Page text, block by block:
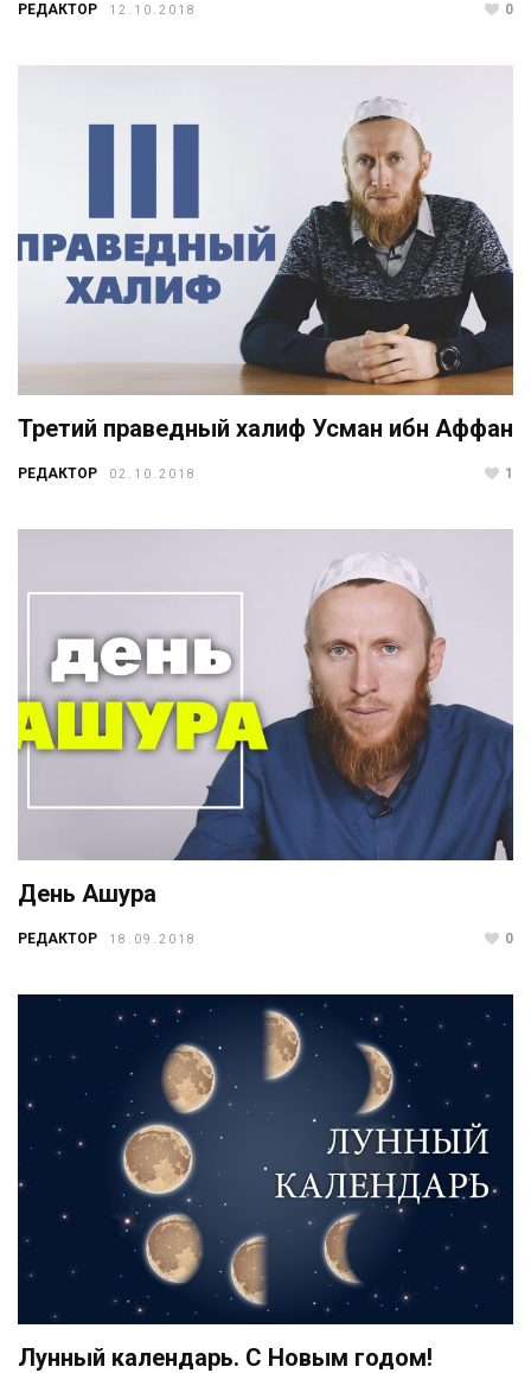
РЕДАКТОР 12.10.2018 0
Третий праведный халиф Усман ибн Аффан
РЕДАКТОР 02.10.2018 1
День Ашура
РЕДАКТОР 18.09.2018 0
Лунный календарь. С Новым годом!